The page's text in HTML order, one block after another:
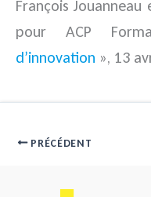
François
pour ACP
d’innovation », 13
PRÉCÉDENT